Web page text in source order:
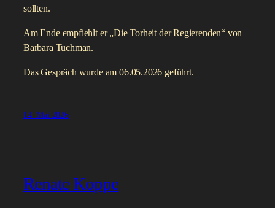
sollten.
Am Ende empfiehlt er „Die Torheit der Regierenden“ von
Barbara Tuchman.
Das Gespräch wurde am 06.05.2026 geführt.
14. Mai 2026
Renate Koppe